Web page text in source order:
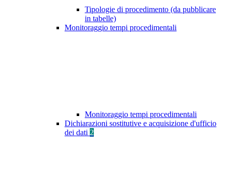
Tipologie di procedimento (da pubblicare
in tabelle)
Monitoraggio tempi procedimentali
Monitoraggio tempi procedimentali
Dichiarazioni sostitutive e acquisizione d'ufficio
dei dati 2